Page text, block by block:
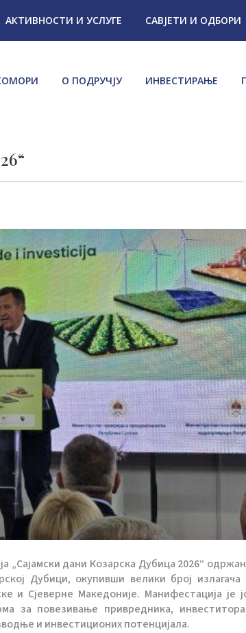
АКТИВНОСТИ И УСЛУГЕ САВЈЕТИ И ОДБОРИ
О ПОДРУЧЈУ ИНВЕСТИРАЊЕ
дани Козарска Дубица 2026“ одржан
Дубици, окупивши велики број излагача
и Сјеверне Македоније. Манифестација је
за повезивање привредника,
и инвестиционих потенцијала.